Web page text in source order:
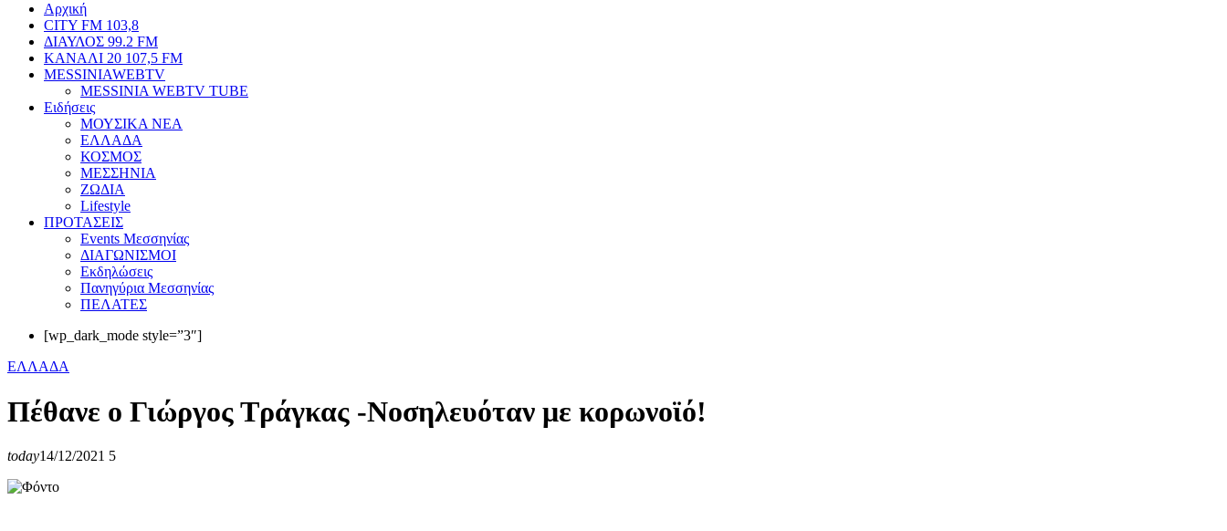
Αρχική
CITY FM 103,8
ΔΙΑΥΛΟΣ 99.2 FM
ΚΑΝΑΛΙ 20 107,5 FM
MESSINIAWEBTV
MESSINIA WEBTV TUBE
Eιδήσεις
ΜΟΥΣΙΚΑ ΝΕΑ
ΕΛΛΑΔΑ
ΚΟΣΜΟΣ
ΜΕΣΣΗΝΙΑ
ΖΩΔΙΑ
Lifestyle
ΠΡΟΤΑΣΕΙΣ
Events Μεσσηνίας
ΔΙΑΓΩΝΙΣΜΟΙ
Εκδηλώσεις
Πανηγύρια Μεσσηνίας
ΠΕΛΑΤΕΣ
[wp_dark_mode style=”3″]
ΕΛΛΑΔΑ
Πέθανε ο Γιώργος Τράγκας -Νοσηλευόταν με κορωνοϊό!
today14/12/2021 5